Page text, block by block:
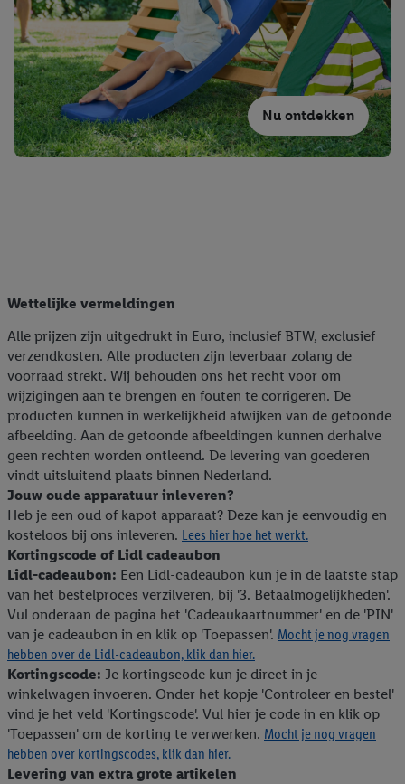
Nu ontdekken
Wettelijke vermeldingen
Alle prijzen zijn uitgedrukt in Euro, inclusief BTW, exclusief
verzendkosten. Alle producten zijn leverbaar zolang de
voorraad strekt. Wij behouden ons het recht voor om
wijzigingen aan te brengen en fouten te corrigeren. De
producten kunnen in werkelijkheid afwijken van de getoonde
afbeelding. Aan de getoonde afbeeldingen kunnen derhalve
geen rechten worden ontleend. De levering van goederen
vindt uitsluitend plaats binnen Nederland.
Jouw oude apparatuur inleveren?
Heb je een oud of kapot apparaat? Deze kan je eenvoudig en
kosteloos bij ons inleveren. Lees hier hoe het werkt.
Kortingscode of Lidl cadeaubon
Lidl-cadeaubon: Een Lidl-cadeaubon kun je in de laatste stap
van het bestelproces verzilveren, bij '3. Betaalmogelijkheden'.
Vul onderaan de pagina het 'Cadeaukaartnummer' en de 'PIN'
van je cadeaubon in en klik op 'Toepassen'. Mocht je nog vragen
hebben over de Lidl-cadeaubon, klik dan hier.
Kortingscode: Je kortingscode kun je direct in je
winkelwagen invoeren. Onder het kopje 'Controleer en bestel'
vind je het veld 'Kortingscode'. Vul hier je code in en klik op
'Toepassen' om de korting te verwerken. Mocht je nog vragen
hebben over kortingscodes, klik dan hier.
Levering van extra grote artikelen